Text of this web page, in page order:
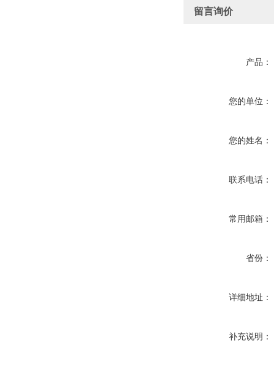
留言询价
产品：
您的单位：
您的姓名：
联系电话：
常用邮箱：
省份：
详细地址：
补充说明：